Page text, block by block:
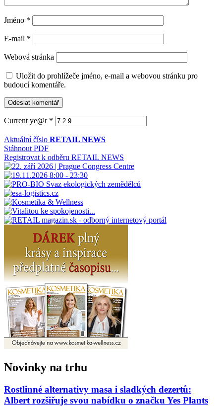
Jméno *
E-mail *
Webová stránka
Uložit do prohlížeče jméno, e-mail a webovou stránku pro
budoucí komentáře.
Current ye@r *
Aktuální číslo RETAIL NEWS
Stáhnout PDF
Registrovat k odběru RETAIL NEWS
Novinky na trhu
Rostlinné alternativy masa i sladkých dezertů:
Albert rozšiřuje svou nabídku o značku Yes Plants